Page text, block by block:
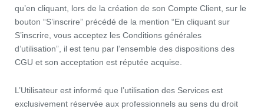
qu’en cliquant, lors de la création de son Compte Client, sur le
bouton “S’inscrire” précédé de la mention “En cliquant sur
S’inscrire, vous acceptez les Conditions générales
d’utilisation”, il est tenu par l’ensemble des dispositions des
CGU et son acceptation est réputée acquise.
L’Utilisateur est informé que l’utilisation des Services est
exclusivement réservée aux professionnels au sens du droit